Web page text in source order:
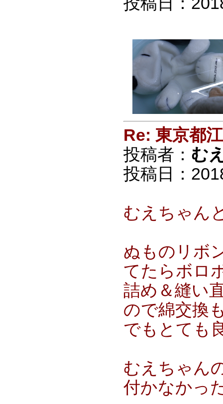
Re: 東京都
投稿者： む
投稿日：
むえちゃん
ぬものリボ
てたらボロ
詰め＆縫い
ので綿交換
でもとても
むえちゃん
付かなかっ